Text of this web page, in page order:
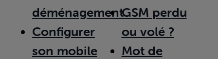
déménagement
Configurer
son mobile
GSM perdu
ou volé ?
Mot de